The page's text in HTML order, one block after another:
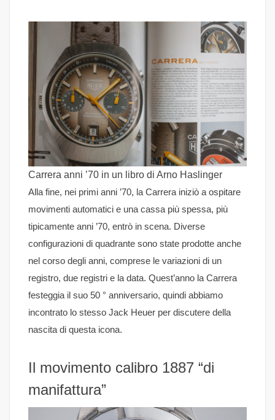
Carrera anni ’70 in un libro di Arno Haslinger
Alla fine, nei primi anni ’70, la Carrera iniziò a ospitare
movimenti automatici e una cassa più spessa, più
tipicamente anni ’70, entrò in scena. Diverse
configurazioni di quadrante sono state prodotte anche
nel corso degli anni, comprese le variazioni di un
registro, due registri e la data. Quest’anno la Carrera
festeggia il suo 50 ° anniversario, quindi abbiamo
incontrato lo stesso Jack Heuer per discutere della
nascita di questa icona.
Il movimento calibro 1887 “di
manifattura”